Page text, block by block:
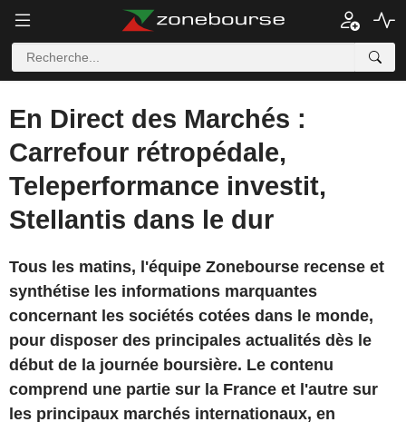
En Direct des Marchés :
Carrefour rétropédale,
Teleperformance investit,
Stellantis dans le dur
Tous les matins, l'équipe Zonebourse recense et
synthétise les informations marquantes
concernant les sociétés cotées dans le monde,
pour disposer des principales actualités dès le
début de la journée boursière. Le contenu
comprend une partie sur la France et l'autre sur
les principaux marchés internationaux, en